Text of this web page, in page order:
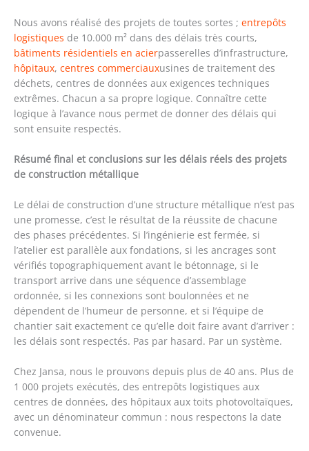
Nous avons réalisé des projets de toutes sortes ; entrepôts
logistiques de 10.000 m² dans des délais très courts,
bâtiments résidentiels en acierpasserelles d’infrastructure,
hôpitaux, centres commerciauxusines de traitement des
déchets, centres de données aux exigences techniques
extrêmes. Chacun a sa propre logique. Connaître cette
logique à l’avance nous permet de donner des délais qui
sont ensuite respectés.
Résumé final et conclusions sur les délais réels des projets
de construction métallique
Le délai de construction d’une structure métallique n’est pas
une promesse, c’est le résultat de la réussite de chacune
des phases précédentes. Si l’ingénierie est fermée, si
l’atelier est parallèle aux fondations, si les ancrages sont
vérifiés topographiquement avant le bétonnage, si le
transport arrive dans une séquence d’assemblage
ordonnée, si les connexions sont boulonnées et ne
dépendent de l’humeur de personne, et si l’équipe de
chantier sait exactement ce qu’elle doit faire avant d’arriver :
les délais sont respectés. Pas par hasard. Par un système.
Chez Jansa, nous le prouvons depuis plus de 40 ans. Plus de
1 000 projets exécutés, des entrepôts logistiques aux
centres de données, des hôpitaux aux toits photovoltaïques,
avec un dénominateur commun : nous respectons la date
convenue.